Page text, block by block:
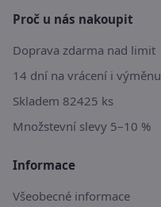
Proč u nás nakoupit
Doprava zdarma nad limit
14 dní na vrácení i výměnu
Skladem 82425 ks
Množstevní slevy 5–10 %
Informace
Všeobecné informace